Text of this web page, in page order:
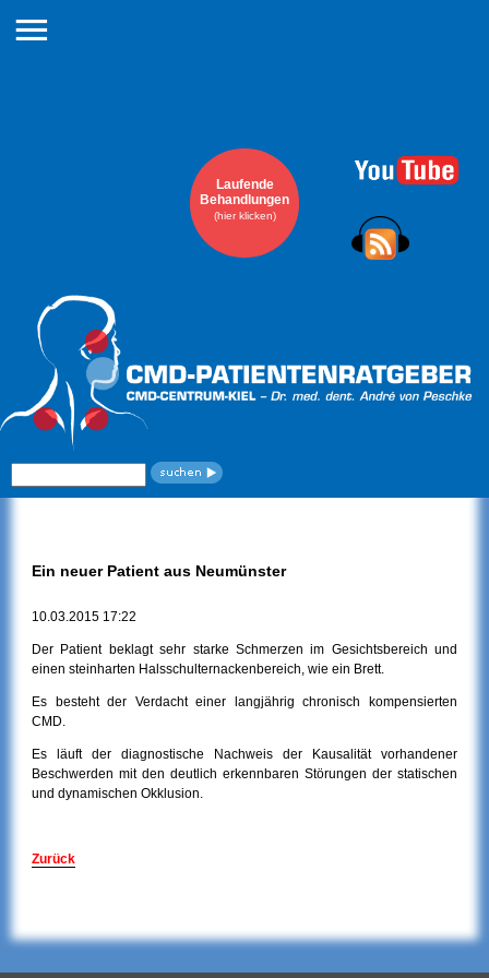
Navigation
Laufende
Behandlungen
(hier klicken)
Suchbegriffe
Ein neuer Patient aus Neumünster
10.03.2015 17:22
Der Patient beklagt sehr starke Schmerzen im Gesichtsbereich und
einen steinharten Halsschulternackenbereich, wie ein Brett.
Es besteht der Verdacht einer langjährig chronisch kompensierten
CMD.
Es läuft der diagnostische Nachweis der Kausalität vorhandener
Beschwerden mit den deutlich erkennbaren Störungen der statischen
und dynamischen Okklusion.
Zurück